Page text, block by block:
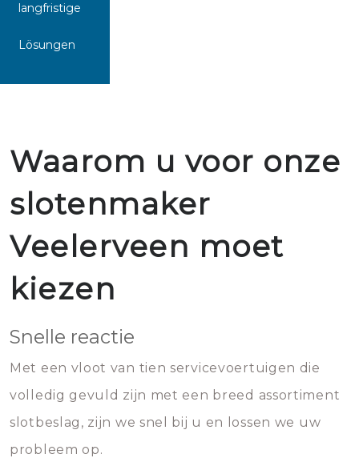
langfristige
Lösungen
Waarom u voor onze
slotenmaker
Veelerveen moet
kiezen
Snelle reactie
Met een vloot van tien servicevoertuigen die
volledig gevuld zijn met een breed assortiment
slotbeslag, zijn we snel bij u en lossen we uw
probleem op.